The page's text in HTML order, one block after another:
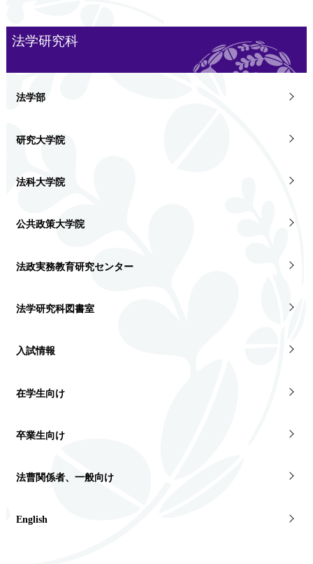
法学研究科
法学部
研究大学院
法科大学院
公共政策大学院
法政実務教育研究センター
法学研究科図書室
入試情報
在学生向け
卒業生向け
法曹関係者、一般向け
English